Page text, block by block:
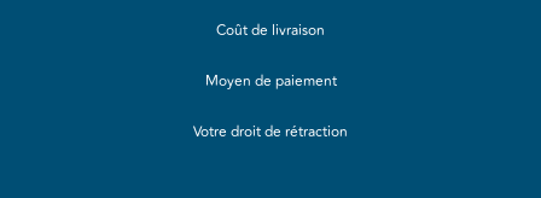
Coût de livraison
Moyen de paiement
Votre droit de rétraction